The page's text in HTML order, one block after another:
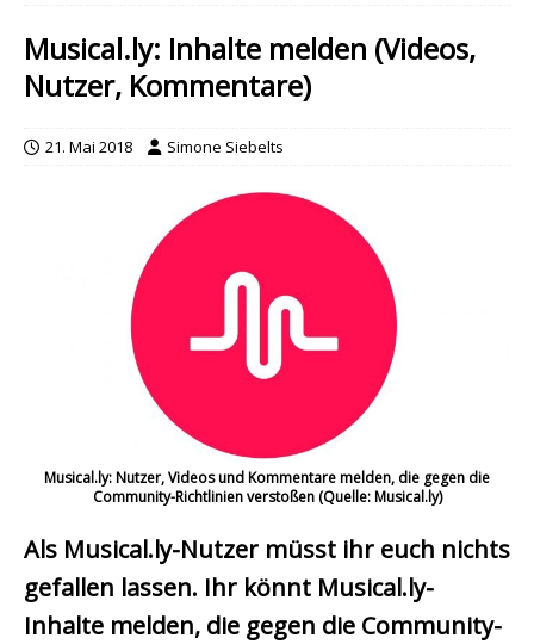
Musical.ly: Inhalte melden (Videos,
Nutzer, Kommentare)
21. Mai 2018 Simone Siebelts
Musical.ly: Nutzer, Videos und Kommentare melden, die gegen die
Community-Richtlinien verstoßen (Quelle: Musical.ly)
Als Musical.ly-Nutzer müsst ihr euch nichts
gefallen lassen. Ihr könnt Musical.ly-
Inhalte melden, die gegen die Community-